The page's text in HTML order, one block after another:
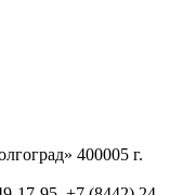
400005 г.